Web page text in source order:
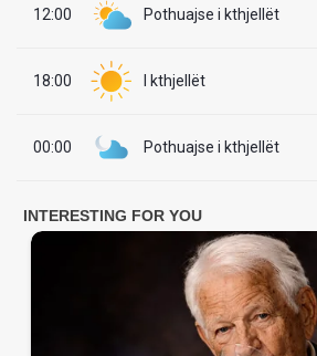
12:00 Pothuajse i kthjellët
18:00 I kthjellët
00:00 Pothuajse i kthjellët